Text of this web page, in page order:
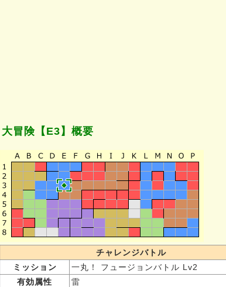
大冒険【E3】概要
チャレンジバトル
ミッション
一丸！ フュージョンバトル Lv2
有効属性
雷